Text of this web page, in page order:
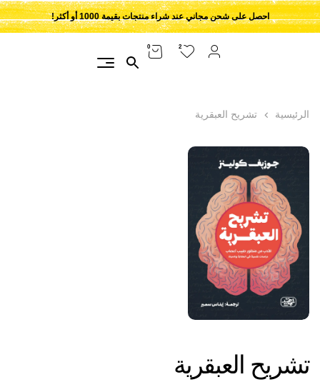
احصل على شحن مجاني عند شراء منتجات بقيمة 1000 أو أكثر!
2
0
الرئيسية تشريح العبقرية
تشريح العبقرية